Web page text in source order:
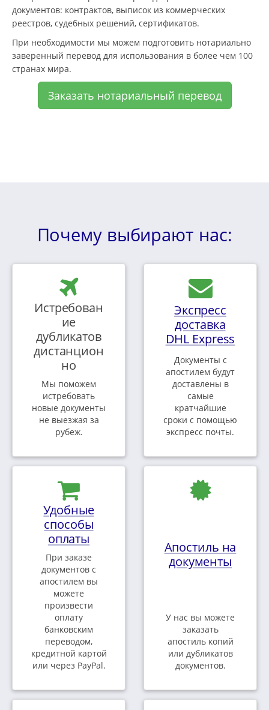
документов: контрактов, выписок из коммерческих
реестров, судебных решений, сертификатов.
При необходимости мы можем подготовить нотариально
заверенный перевод для использования в более чем 100
странах мира.
Заказать нотариальный перевод
Почему выбирают нас:
Истребован
ие
дубликатов
дистанцион
но
Мы поможем
истребовать
новые документы
не выезжая за
рубеж.
Экспресс
доставка
DHL Express
Документы с
апостилем будут
доставлены в
самые
кратчайшие
сроки с помощью
экспресс почты.
Удобные
способы
оплаты
При заказе
документов с
апостилем вы
можете
произвести
оплату
банковским
переводом,
кредитной картой
или через PayPal.
Апостиль на
документы
У нас вы можете
заказать
апостиль копий
или дубликатов
документов.